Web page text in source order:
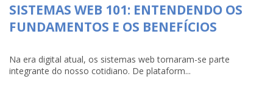
SISTEMAS WEB 101: ENTENDENDO OS
FUNDAMENTOS E OS BENEFÍCIOS
Na era digital atual, os sistemas web tornaram-se parte
integrante do nosso cotidiano. De plataform...